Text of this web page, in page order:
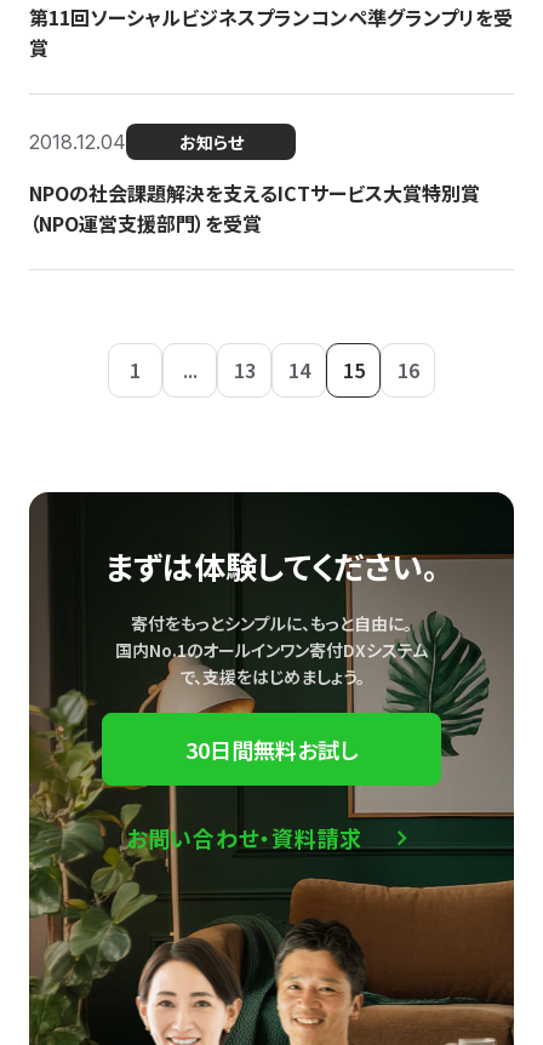
第11回ソーシャルビジネスプランコンペ準グランプリを受
賞
2018.12.04 お知らせ
NPOの社会課題解決を支えるICTサービス大賞特別賞
（NPO運営支援部門）を受賞
1 ... 13 14 15 16
まずは体験してください。
寄付をもっとシンプルに、もっと自由に。
国内No.1のオールインワン寄付DXシステム
で、支援をはじめましょう。
30日間無料お試し
お問い合わせ・資料請求